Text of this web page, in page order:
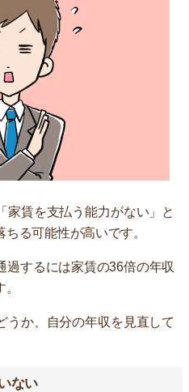
家賃を支払う能力がない」と
る可能性が高いです。
過するには家賃の36倍の年収
うか、自分の年収を見直して
ない